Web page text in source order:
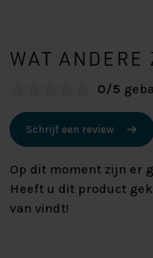
WAT ANDERE
0/5
Schrijf een review
Op dit moment zijn er
Heeft u dit product
van vindt!